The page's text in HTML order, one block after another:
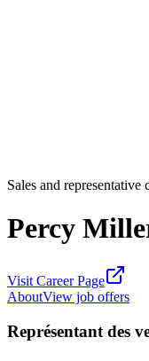
Sales and representative
Percy
Visit Career Page
AboutView job offers
Représentant des